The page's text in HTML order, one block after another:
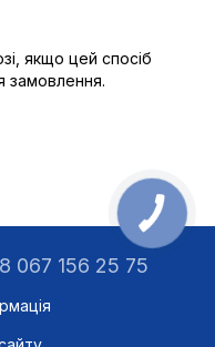
якщо цей спосіб
замовлення.
067 156 25 75